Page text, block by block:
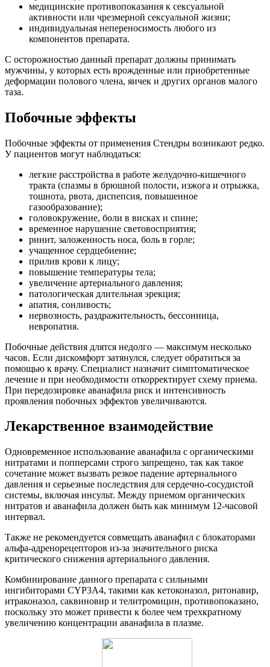
медицинские противопоказания к сексуальной
активности или чрезмерной сексуальной жизни;
индивидуальная непереносимость любого из
компонентов препарата.
С осторожностью данный препарат должны принимать
мужчины, у которых есть врожденные или приобретенные
деформации полового члена, яичек и других органов малого
таза.
Побочные эффекты
Побочные эффекты от применения Стендры возникают редко.
У пациентов могут наблюдаться:
легкие расстройства в работе желудочно-кишечного
тракта (спазмы в брюшной полости, изжога и отрыжка,
тошнота, рвота, диспепсия, повышенное
газообразование);
головокружение, боли в висках и спине;
временное нарушение световосприятия;
ринит, заложенность носа, боль в горле;
учащенное сердцебиение;
прилив крови к лицу;
повышение температуры тела;
увеличение артериального давления;
патологическая длительная эрекция;
апатия, сонливость;
нервозность, раздражительность, бессонница,
невропатия.
Побочные действия длятся недолго — максимум несколько
часов. Если дискомфорт затянулся, следует обратиться за
помощью к врачу. Специалист назначит симптоматическое
лечение и при необходимости откорректирует схему приема.
При передозировке аванафила риск и интенсивность
проявления побочных эффектов увеличиваются.
Лекарственное взаимодействие
Одновременное использование аванафила с органическими
нитратами и попперсами строго запрещено, так как такое
сочетание может вызвать резкое падение артериального
давления и серьезные последствия для сердечно-сосудистой
системы, включая инсульт. Между приемом органических
нитратов и аванафила должен быть как минимум 12-часовой
интервал.
Также не рекомендуется совмещать аванафил с блокаторами
альфа-адренорецепторов из-за значительного риска
критического снижения артериального давления.
Комбинирование данного препарата с сильными
ингибиторами CYP3А4, такими как кетоконазол, ритонавир,
итраконазол, саквиновир и телитромицин, противопоказано,
поскольку это может привести к более чем трехкратному
увеличению концентрации аванафила в плазме.